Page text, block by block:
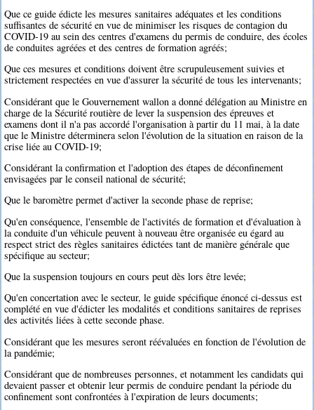
Que ce guide édicte les mesures sanitaires adéquates et les conditions
suffisantes de sécurité en vue de minimiser les risques de contagion du
COVID-19 au sein des centres d'examens du permis de conduire, des écoles
de conduites agréées et des centres de formation agréés;
Que ces mesures et conditions doivent être scrupuleusement suivies et
strictement respectées en vue d'assurer la sécurité de tous les intervenants;
Considérant que le Gouvernement wallon a donné délégation au Ministre en
charge de la Sécurité routière de lever la suspension des épreuves et
examens dont il n'a pas accordé l'organisation à partir du 11 mai, à la date
que le Ministre déterminera selon l'évolution de la situation en raison de la
crise liée au COVID-19;
Considérant la confirmation et l'adoption des étapes de déconfinement
envisagées par le conseil national de sécurité;
Que le baromètre permet d'activer la seconde phase de reprise;
Qu'en conséquence, l'ensemble de l'activités de formation et d'évaluation à
la conduite d'un véhicule peuvent à nouveau être organisée eu égard au
respect strict des règles sanitaires édictées tant de manière générale que
spécifique au secteur;
Que la suspension toujours en cours peut dès lors être levée;
Qu'en concertation avec le secteur, le guide spécifique énoncé ci-dessus est
complété en vue d'édicter les modalités et conditions sanitaires de reprises
des activités liées à cette seconde phase.
Considérant que les mesures seront réévaluées en fonction de l'évolution de
la pandémie;
Considérant que de nombreuses personnes, et notamment les candidats qui
devaient passer et obtenir leur permis de conduire pendant la période du
confinement sont confrontées à l'expiration de leurs documents;